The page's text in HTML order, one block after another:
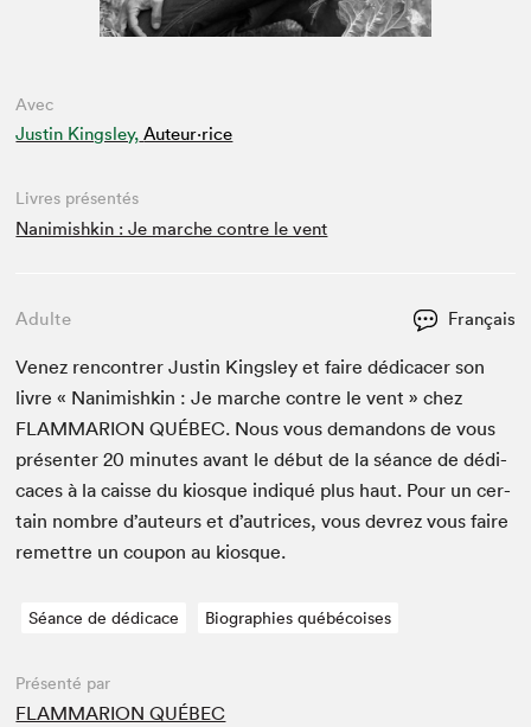
Avec
Justin Kingsley, Auteur·rice
Livres présentés
Nanimishkin : Je marche contre le vent
Adulte Français
Venez ren­con­tr­er Justin Kings­ley et faire dédi­cac­er son
livre « Nan­imishkin : Je marche con­tre le vent » chez
FLAM­MAR­I­ON QUÉBEC. Nous vous deman­dons de vous
présen­ter20 min­utes avant le début de la séance de dédi­
caces à la caisse du kiosque indiqué plus haut. Pour un cer­
tain nom­bre d’auteurs et d’autrices, vous devrez vous faire
remet­tre un coupon au kiosque.
Séance de dédicace Biographies québécoises
Présenté par
FLAMMARION QUÉBEC